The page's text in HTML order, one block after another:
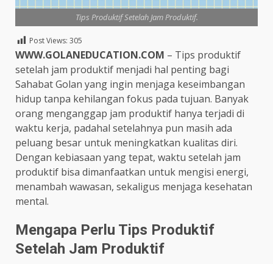
Tips Produktif Setelah Jam Produktif.
Post Views: 305
WWW.GOLANEDUCATION.COM – Tips produktif
setelah jam produktif menjadi hal penting bagi
Sahabat Golan yang ingin menjaga keseimbangan
hidup tanpa kehilangan fokus pada tujuan. Banyak
orang menganggap jam produktif hanya terjadi di
waktu kerja, padahal setelahnya pun masih ada
peluang besar untuk meningkatkan kualitas diri.
Dengan kebiasaan yang tepat, waktu setelah jam
produktif bisa dimanfaatkan untuk mengisi energi,
menambah wawasan, sekaligus menjaga kesehatan
mental.
Mengapa Perlu Tips Produktif
Setelah Jam Produktif